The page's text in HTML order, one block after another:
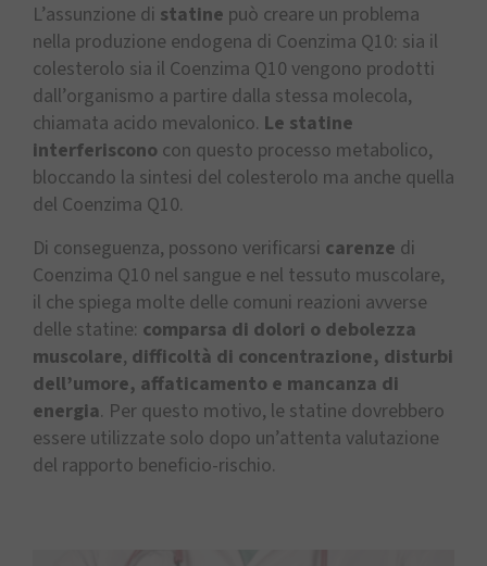
L’assunzione di statine può creare un problema
nella produzione endogena di Coenzima Q10: sia il
colesterolo sia il Coenzima Q10 vengono prodotti
dall’organismo a partire dalla stessa molecola,
chiamata acido mevalonico. Le statine
interferiscono con questo processo metabolico,
bloccando la sintesi del colesterolo ma anche quella
del Coenzima Q10.
Di conseguenza, possono verificarsi carenze di
Coenzima Q10 nel sangue e nel tessuto muscolare,
il che spiega molte delle comuni reazioni avverse
delle statine: comparsa di dolori o debolezza
muscolare, difficoltà di concentrazione, disturbi
dell’umore, affaticamento e mancanza di
energia. Per questo motivo, le statine dovrebbero
essere utilizzate solo dopo un’attenta valutazione
del rapporto beneficio-rischio.